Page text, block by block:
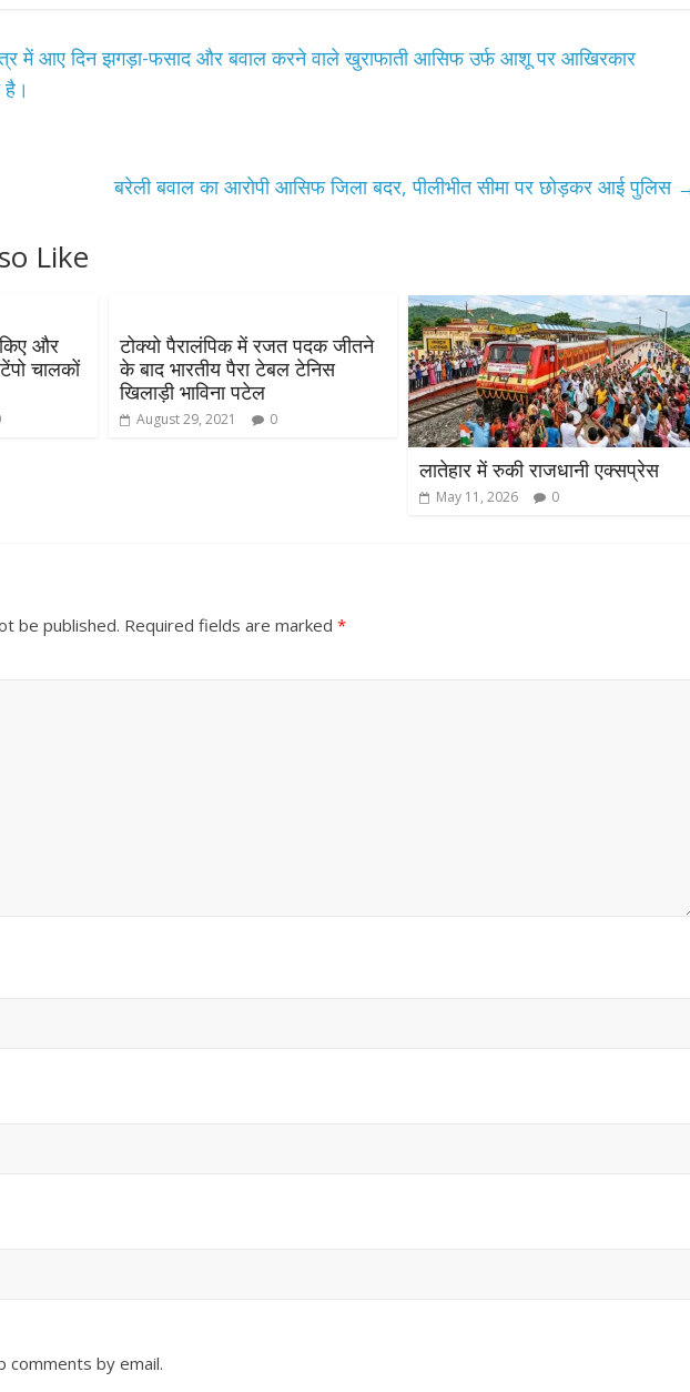
क्षेत्र में आए दिन झगड़ा-फसाद और बवाल करने वाले खुराफाती आसिफ उर्फ आशू पर आखिरकार
है।
बरेली बवाल का आरोपी आसिफ जिला बदर, पीलीभीत सीमा पर छोड़कर आई पुलिस
Like
और
चालकों
टोक्यो पैरालंपिक में रजत पदक जीतने
के बाद भारतीय पैरा टेबल टेनिस
खिलाड़ी भाविना पटेल
August 29, 2021 0
लातेहार में रुकी राजधानी एक्सप्रेस
May 11, 2026 0
be published. Required fields are marked *
comments by email.